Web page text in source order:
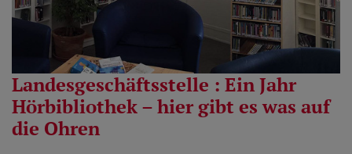
Landesgeschäftsstelle : Ein Jahr
Hörbibliothek – hier gibt es was auf
die Ohren